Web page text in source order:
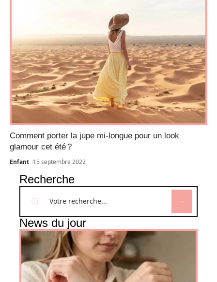
Comment porter la jupe mi-longue pour un look
glamour cet été ?
Enfant 15 septembre 2022
Recherche
News du jour